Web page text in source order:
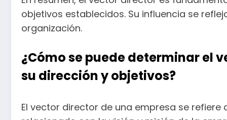
objetivos establecidos. Su influencia se
organización.
¿Cómo se puede determinar el
su dirección y objetivos?
El vector director de una empresa se